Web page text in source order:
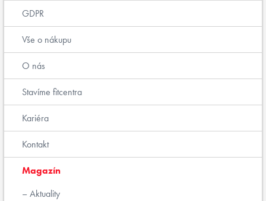
GDPR
Vše o nákupu
O nás
Stavíme fitcentra
Kariéra
Kontakt
Magazín
Aktuality